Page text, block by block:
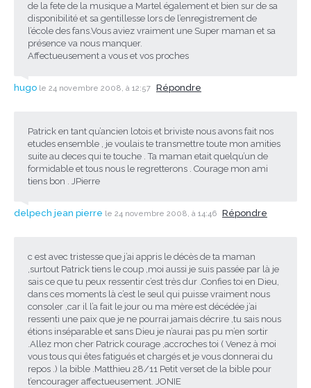
de la fete de la musique a Martel également et bien sur de sa
disponibilité et sa gentillesse lors de l’enregistrement de
l’école des fans.Vous aviez vraiment une Super maman et sa
présence va nous manquer.
Affectueusement a vous et vos proches
hugo le 24 novembre 2008, à 12:57 Répondre
Patrick en tant qu’ancien lotois et briviste nous avons fait nos
etudes ensemble , je voulais te transmettre toute mon amities
suite au deces qui te touche . Ta maman etait quelqu’un de
formidable et tous nous le regretterons . Courage mon ami
tiens bon . JPierre
delpech jean pierre le 24 novembre 2008, à 14:46 Répondre
c est avec tristesse que j’ai appris le décès de ta maman
,surtout Patrick tiens le coup ,moi aussi je suis passée par là je
sais ce que tu peux ressentir c’est très dur .Confies toi en Dieu,
dans ces moments là c’est le seul qui puisse vraiment nous
consoler ,car il l’a fait le jour ou ma mère est décédée j’ai
ressenti une paix que je ne pourrai jamais décrire ,tu sais nous
étions inséparable et sans Dieu je n’aurai pas pu m’en sortir
.Allez mon cher Patrick courage ,accroches toi ( Venez à moi
vous tous qui êtes fatigués et chargés et je vous donnerai du
repos .) la bible .Matthieu 28/11 Petit verset de la bible pour
t’encourager affectueusement. JONIE